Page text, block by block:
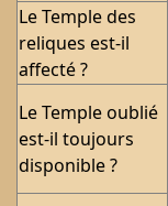
Le Temple des
reliques est-il
affecté ?
Le Temple oublié
est-il toujours
disponible ?